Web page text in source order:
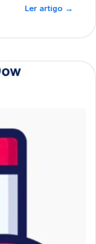
Ler artigo →